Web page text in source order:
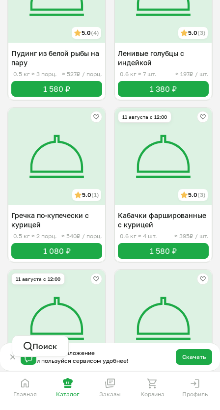
Поиск
5.0(4)
Пудинг из белой рыбы на
пару
0.5 кг ≈ 3 порц. ≈ 527₽ / порц.
1 580 ₽
5.0(3)
Ленивые голубцы с
индейкой
0.6 кг ≈ 7 шт. ≈ 197₽ / шт.
1 380 ₽
5.0(1)
Гречка по-купечески с
курицей
0.5 кг ≈ 2 порц. ≈ 540₽ / порц.
1 080 ₽
11 августа с 12:00
5.0(3)
Кабачки фаршированные
с курицей
0.6 кг ≈ 4 шт. ≈ 395₽ / шт.
1 580 ₽
11 августа с 12:00
4.8(5)
Голубцы из пекинской
капусты с курицей
0.6 кг≈ 12 шт. ≈ 115₽ / шт.
5.0(5)
Биточки из индейки и
кабачка на пару
0.6 кг ≈ 9 шт. ≈ 153₽ / шт.
Скачай приложение
и пользуйся сервисом удобнее!
Скачать
Главная Каталог Заказы Корзина Профиль